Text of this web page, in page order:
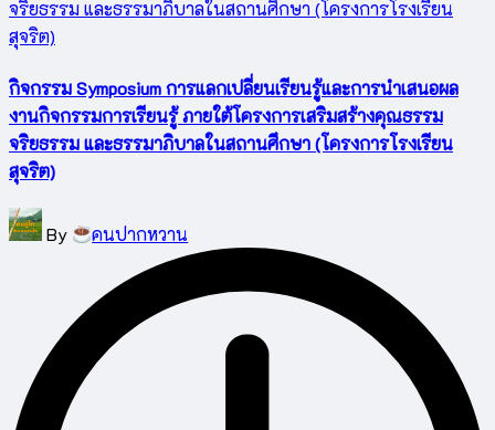
กิจกรรม Symposium การแลกเปลี่ยนเรียนรู้และการนำเสนอผล
งานกิจกรรมการเรียนรู้ ภายใต้โครงการเสริมสร้างคุณธรรม
จริยธรรม และธรรมาภิบาลในสถานศึกษา (โครงการโรงเรียน
สุจริต)
Posted
by
By คนปากหวาน